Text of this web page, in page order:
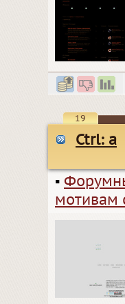
19
Ctrl: a
▪
мотивам